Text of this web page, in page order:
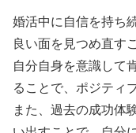
婚活中に自信を持ち
良い面を見つめ直す
自分自身を意識して
ることで、ポジティ
また、過去の成功体